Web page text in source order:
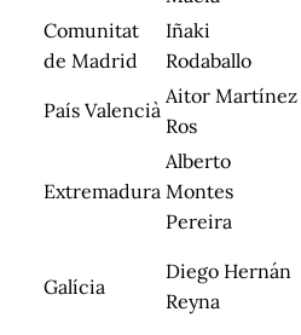
Comunitat
de Madrid
Iñaki
Rodaballo
País Valencià
Aitor Martínez
Ros
Extremadura
Alberto
Montes
Pereira
Galícia
Diego Hernán
Reyna